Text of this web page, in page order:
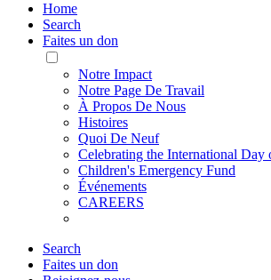
Home
Search
Faites un don
Toggle
Mobile
Menu
Notre Impact
Notre Page De Travail
À Propos De Nous
Histoires
Quoi De Neuf
Celebrating the International Day
Children's Emergency Fund
Événements
CAREERS
Search
Faites un don